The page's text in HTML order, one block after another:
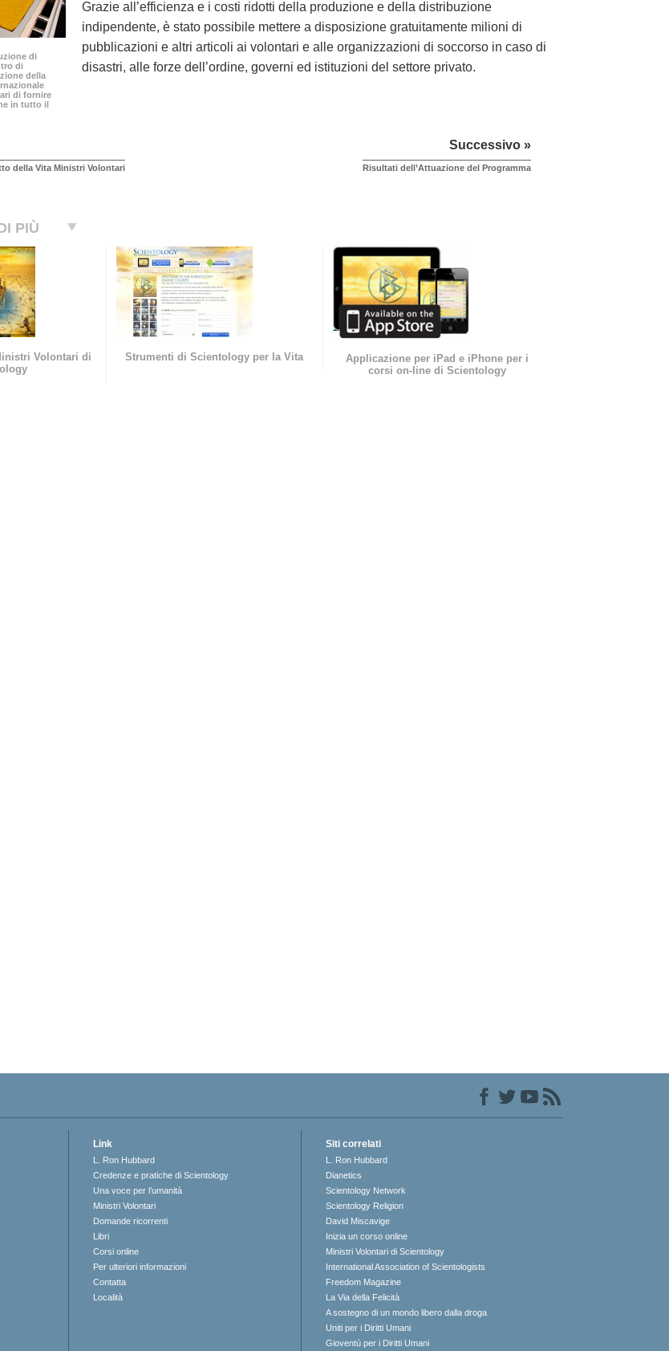
di
di
della
di fornire
in tutto il
Grazie all’efficienza e i costi ridotti della produzione e della distribuzione
indipendente, è stato possibile mettere a disposizione gratuitamente milioni di
pubblicazioni e altri articoli ai volontari e alle organizzazioni di soccorso in caso di
disastri, alle forze dell’ordine, governi ed istituzioni del settore privato.
della Vita Ministri Volontari
Successivo »
Risultati dell’Attuazione del Programma
PIÙ
Volontari di
Strumenti di Scientology per la Vita
Applicazione per iPad e iPhone per i
corsi on-line di Scientology
Link
L. Ron Hubbard
Credenze e pratiche di Scientology
Una voce per l’umanità
Ministri Volontari
Domande ricorrenti
Libri
Corsi online
Per ulteriori informazioni
Contatta
Località
Siti correlati
L. Ron Hubbard
Dianetics
Scientology Network
Scientology Religion
David Miscavige
Inizia un corso online
Ministri Volontari di Scientology
International Association of Scientologists
Freedom Magazine
La Via della Felicità
A sostegno di un mondo libero dalla droga
Uniti per i Diritti Umani
Gioventù per i Diritti Umani